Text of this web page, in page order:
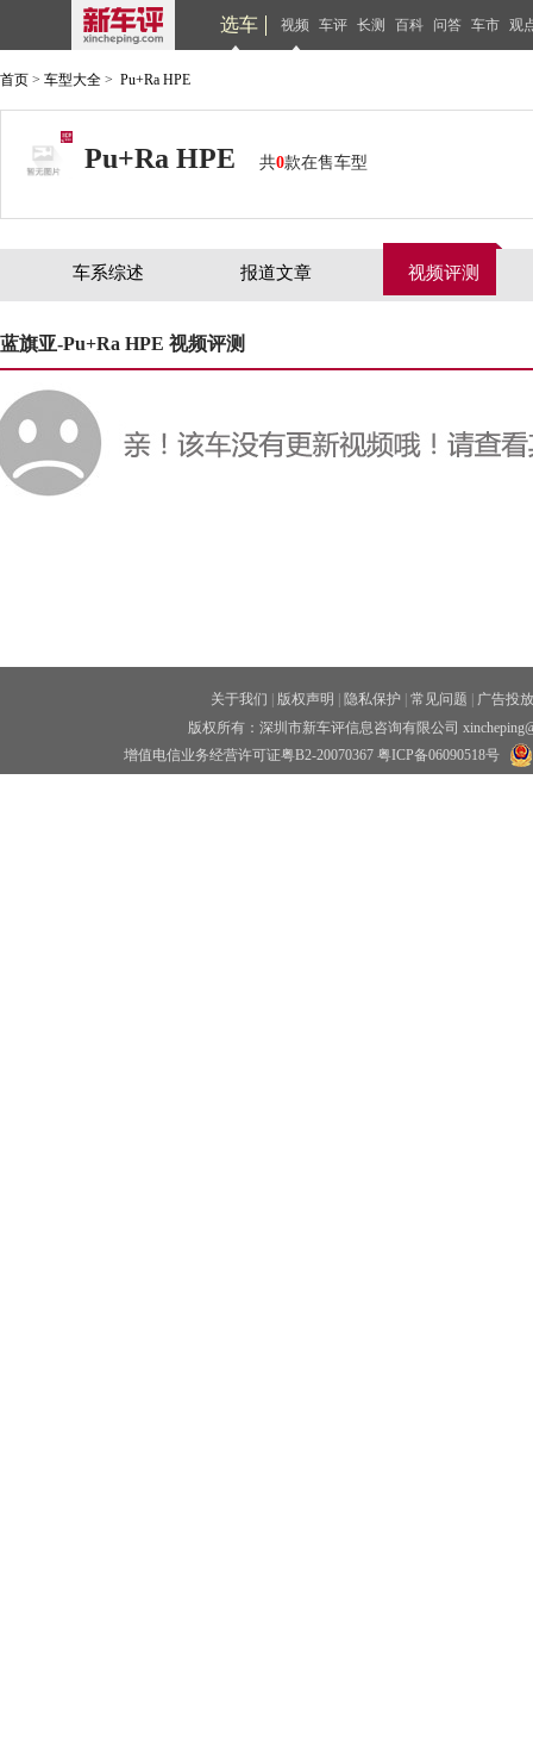
选车 视频 车评 长测 百科 问答 车市 观
首页 > 车型大全 > Pu+Ra HPE
Pu+Ra HPE 共0款在售车型
车系综述 报道文章 视频评测
蓝旗亚-Pu+Ra HPE 视频评测
关于我们 版权声明 隐私保护 常见问题
广告投放
版权所有：深圳市新车评信息咨询有限公司
增值电信业务经营许可证粤B2-20070367 粤ICP备06090518号